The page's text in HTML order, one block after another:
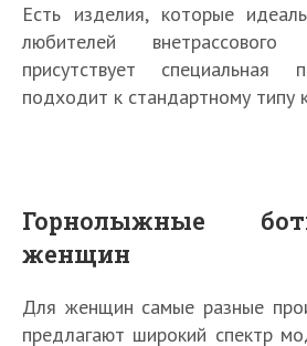
Есть изделия, которые
любителей
присутствует специальная
подходит к стандартному типу
Горнолыжные
женщин
Для женщин самые разные
предлагают широкий спектр